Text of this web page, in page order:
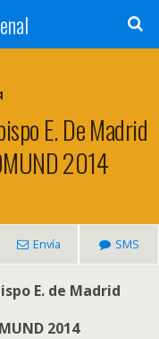
E. De Madrid
2014
Envía SMS
E. de Madrid
2014